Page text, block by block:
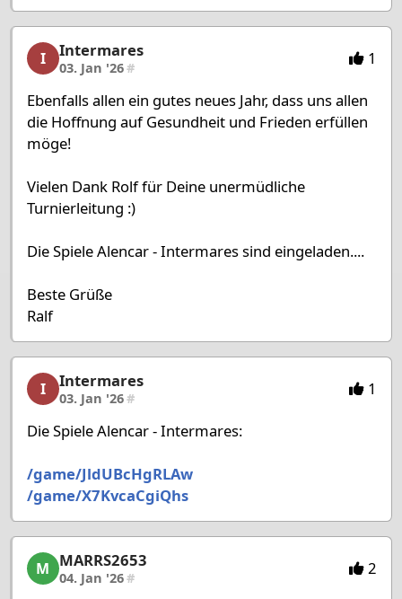
Intermares, 37/53, 03. Jan '26
I Intermares
03. Jan '26# 1
Ebenfalls allen ein gutes neues Jahr, dass uns allen
die Hoffnung auf Gesundheit und Frieden erfüllen
möge!
Vielen Dank Rolf für Deine unermüdliche
Turnierleitung :)
Die Spiele Alencar - Intermares sind eingeladen....
Beste Grüße
Ralf
Intermares, 38/53, 03. Jan '26
I Intermares
03. Jan '26# 1
Die Spiele Alencar - Intermares:
/game/JldUBcHgRLAw
/game/X7KvcaCgiQhs
MARRS2653, 39/53, 04. Jan '26
M MARRS2653
04. Jan '26# 2